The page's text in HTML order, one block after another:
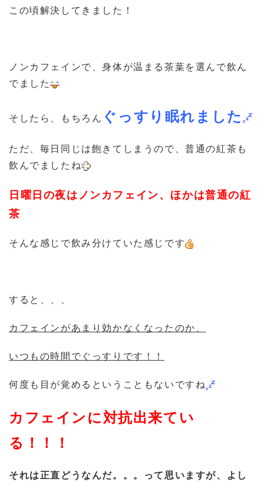
この頃解決してきました！
ノンカフェインで、身体が温まる茶葉を選んで飲ん
でました
そしたら、もちろん ぐっすり眠れました
ただ、毎日同じは飽きてしまうので、普通の紅茶も
飲んでましたね
日曜日の夜はノンカフェイン、ほかは普通の紅
茶
そんな感じで飲み分けていた感じです
すると、、、
カフェインがあまり効かなくなったのか、
いつもの時間でぐっすりです！！
何度も目が覚めるということもないですね
カフェインに対抗出来てい
る！！！
それは正直どうなんだ。。。って思いますが、よし